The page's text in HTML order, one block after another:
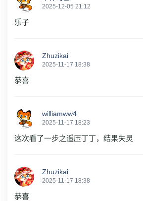
2025-12-05 21:12
乐子
Zhuzikai
2025-11-17 18:38
恭喜
williamww4
2025-11-17 18:23
这次看了一步之遥压丁丁，结果失灵
Zhuzikai
2025-11-17 18:38
恭喜